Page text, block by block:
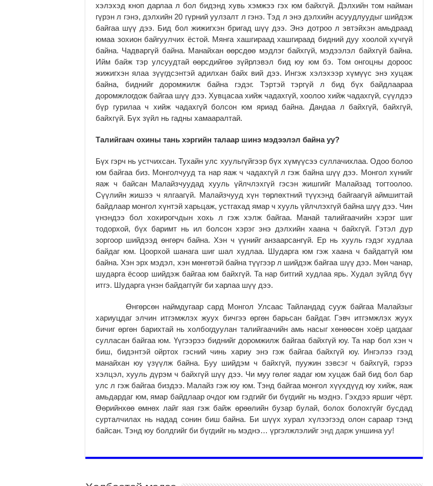
хэлэхэд кноп дарлаа л бол бидэнд хувь хэмжээ гэх юм байхгүй. Дэлхийн том найман
гүрэн л гэнэ, дэлхийн 20 гүрний уулзалт л гэнэ. Тэд л энэ дэлхийн асуудлуудыг шийдэж
байгаа шүү дээ. Бид бол жижигхэн бригад шүү дээ. Энэ дотроо л эвтэйхэн амьдраад
юмаа зохион байгуулчих ёстой. Мянга хашгираад хашгираад бидний дуу хоолой хүчгүй
байна. Чадваргүй байна. Манайхан өөрсдөө мэдлэг байхгүй, мэдээлэл байхгүй байна.
Ийм байж тэр улсуудтай өөрсдийгөө зүйрлэвэл бид юу юм бэ. Том онгоцны дороос
жижигхэн ялаа зүүгдсэнтэй адилхан байх вий дээ. Ингэж хэлэхээр хүмүүс энэ хуцаж
байна, биднийг доромжилж байна гэдэг. Тэртэй тэргүй л бид бүх байдлаараа
доромжлогдож байгаа шүү дээ. Хувцасаа хийж чадахгүй, хоолоо хийж чадахгүй, сүүлдээ
бүр гурилаа ч хийж чадахгүй болсон юм яриад байна. Дандаа л байхгүй, байхгүй,
байхгүй. Бүх зүйл нь гадны хамааралтай.
Талийгаач охины тань хэргийн талаар шинэ мэдээлэл байна уу?
Бүх гэрч нь устчихсан. Тухайн улс хуульгүйгээр бүх хүмүүсээ суллачихлаа. Одоо болоо
юм байгаа биз. Монголчууд та нар яаж ч чадахгүй л гэж байна шүү дээ. Монгол хүнийг
яаж ч байсан Малайзчуудад хууль үйлчлэхгүй гэсэн жишгийг Малайзад тогтоолоо.
Сүүлийн жишээ ч ялгаагүй. Малайзчууд хүн төрлөхтний түүхэнд байгаагүй аймшигтай
байдлаар монгол хүнтэй харьцаж, устгахад ямар ч хууль үйлчлэхгүй байна шүү дээ. Чин
үнэндээ бол хохирогчдын хохь л гэж хэлж байгаа. Манай талийгаачийн хэрэг шиг
тодорхой, бүх баримт нь ил болсон хэрэг энэ дэлхийн хаана ч байхгүй. Гэтэл дур
зоргоор шийдээд өнгөрч байна. Хэн ч үүнийг анзаарсангүй. Ер нь хууль гэдэг худлаа
байдаг юм. Цоорхой шанага шиг шал худлаа. Шударга юм гэж хаана ч байдаггүй юм
байна. Хэн эрх мэдэл, хэн мөнгөтэй байна түүгээр л шийдэж байгаа шүү дээ. Мөн чанар,
шударга ёсоор шийдэж байгаа юм байхгүй. Та нар битгий худлаа ярь. Худал зүйлд бүү
итгэ. Шударга үнэн байдаггүйг би харлаа шүү дээ.
Өнгөрсөн наймдугаар сард Монгол Улсаас Тайландад сууж байгаа Малайзыг
хариуцдаг элчин итгэмжлэх жуух бичгээ өргөн барьсан байдаг. Гэвч итгэмжлэх жуух
бичиг өргөн барихтай нь холбогдуулан талийгаачийн амь насыг хөнөөсөн хоёр цагдааг
сулласан байгаа юм. Үүгээрээ биднийг доромжилж байгаа байхгүй юу. Та нар бол хэн ч
биш, бидэнтэй ойртох гэсний чинь хариу энэ гэж байгаа байхгүй юу. Ингэлээ гээд
манайхан юу үзүүлж байна. Буу шийдэм ч байхгүй, пуужин зэвсэг ч байхгүй, гэрээ
хэлцэл, хууль дүрэм ч байхгүй шүү дээ. Чи муу гөлөг яадаг юм хуцаж бай бид бол бар
улс л гэж байгаа биздээ. Малайз гэж юу юм. Тэнд байгаа монгол хүүхдүүд юу хийж, яаж
амьдардаг юм, ямар байдлаар очдог юм гэдгийг би бүгдийг нь мэднэ. Гэхдээ яршиг чёрт.
Өөрийнхөө өмнөх лайг яая гэж байж өрөөлийн бузар булай, болох болохгүйг бусдад
сурталчилах нь надад сонин биш байна. Би шүүх хурал хүлээгээд олон сараар тэнд
байсан. Тэнд юу болдгийг би бүгдийг нь мэднэ… үргэлжлэлийг энд дарж уншина уу!